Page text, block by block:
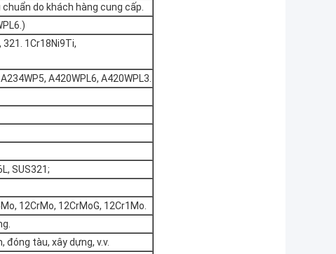
do khách hàng cung cấp.
1Cr18Ni9Ti,
A420WPL6, A420WPL3.
SUS321;
12CrMo, 12CrMoG, 12Cr1Mo.
đóng tàu, xây dựng, v.v.